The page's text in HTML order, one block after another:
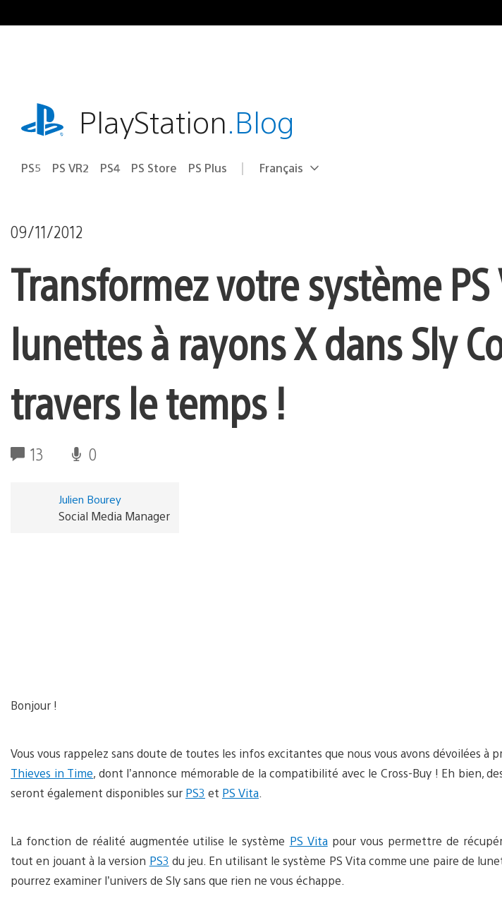
au
playstation.comPlayStation.Blog
PS5 PS VR2 PS4 PS Store PS Plus Choisir
Région
Français
09/11/2012
Transformez votre système
lunettes à rayons X dans Sly
travers le temps !
13 0
Julien Bourey
Social Media Manager
Bonjour !
Vous vous rappelez sans doute de toutes les infos excitantes que nous vous avons dévoilées à
Thieves in Time, dont l’annonce mémorable de la compatibilité avec le Cross-Buy ! Eh bien,
seront également disponibles sur PS3 et PS Vita
La fonction de réalité augmentée utilise le système PS Vitapour vous permettre de
tout en jouant à la version PS3 du jeu. En utilisant le système PS Vita comme une paire de
pourrez examiner l’univers de Sly sans que rien ne vous échappe.